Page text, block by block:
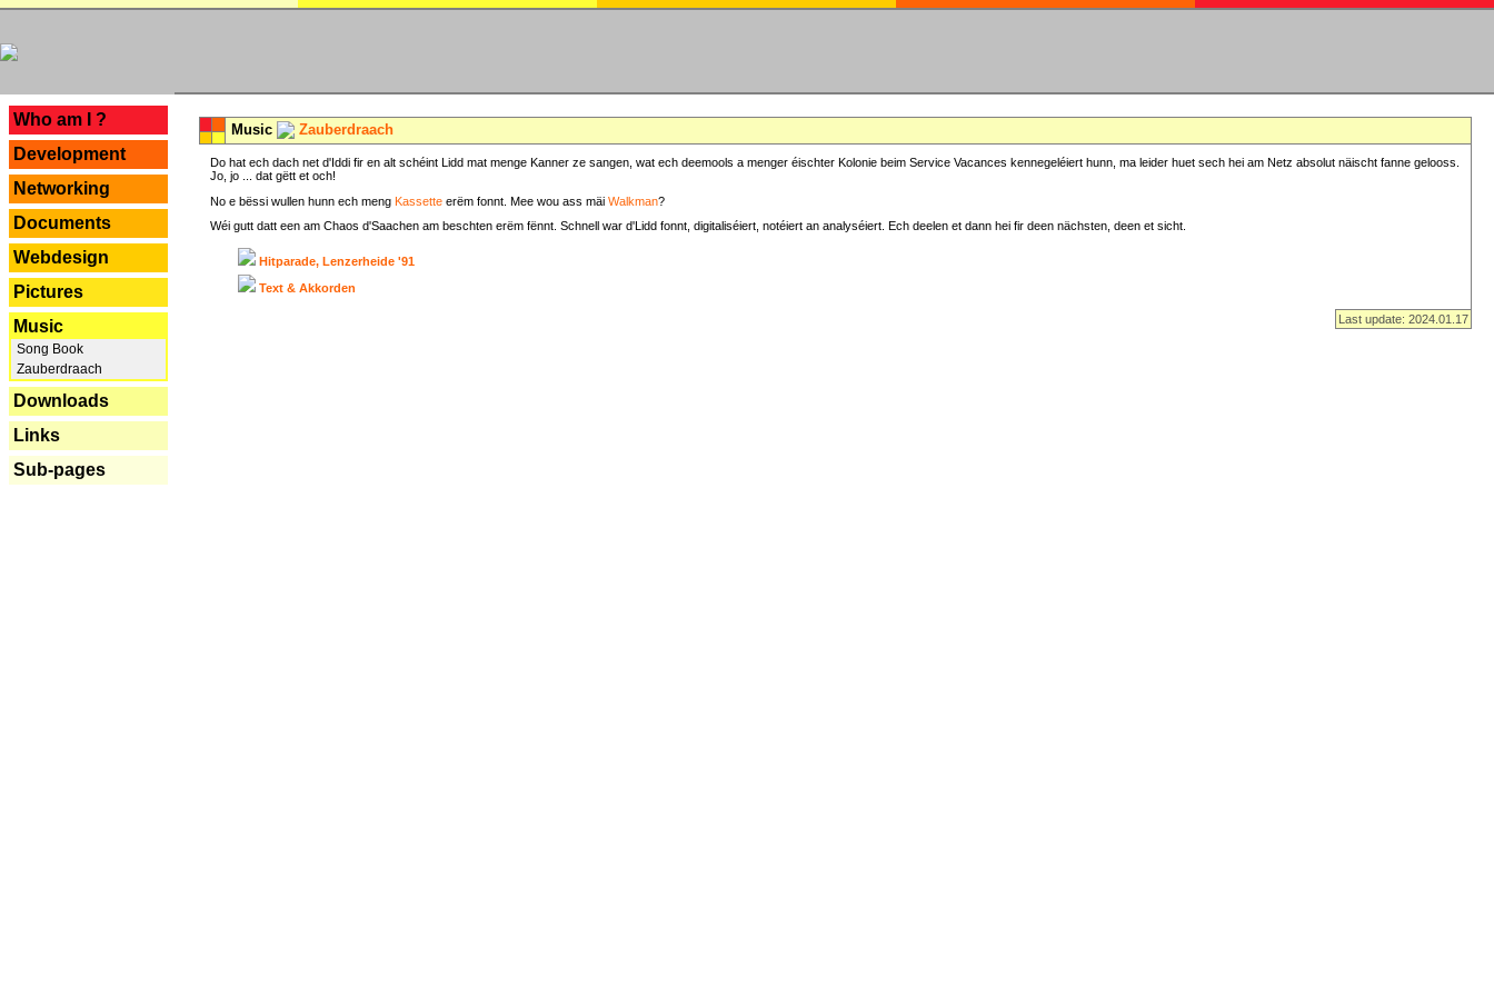
Who am I ?
Development
Networking
Documents
Webdesign
Pictures
Music
Song Book
Zauberdraach
Downloads
Links
Sub-pages
Music Zauberdraach
Do hat ech dach net d'Iddi fir en alt schéint Lidd mat menge Kanner ze sangen, wat ech deemools a menger éischter Kolonie beim Service Vacances kennegeléiert hunn, ma leider huet sech hei am Netz absolut näischt fanne gelooss.
Jo, jo ... dat gëtt et och!
No e bëssi wullen hunn ech meng Kassette erëm fonnt. Mee wou ass mäi Walkman?
Wéi gutt datt een am Chaos d'Saachen am beschten erëm fënnt. Schnell war d'Lidd fonnt, digitaliséiert, notéiert an analyséiert. Ech deelen et dann hei fir deen nächsten, deen et sicht.
Hitparade, Lenzerheide '91
Text & Akkorden
Last update: 2024.01.17